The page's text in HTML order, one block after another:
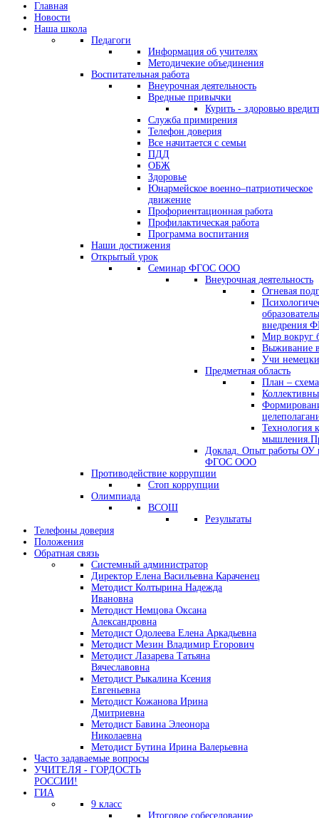
Главная
Новости
Наша школа
Педагоги
Информация об учителях
Методичекие объединения
Воспитательная работа
Внеурочная деятельность
Вредные привычки
Курить - здоровью
Служба примирения
Телефон доверия
Все начитается с семьи
ПДД
ОБЖ
Здоровье
Юнармейское военно–патриотическое
движение
Профориентационная работа
Профилактическая работа
Программа воспитания
Наши достижения
Открытый урок
Семинар ФГОС ООО
Внеурочная деятельность
Огневая
внедрения
Мир вокруг
Выживание
Учи
Предметная область
План –
Технология
Доклад. Опыт работы ОУ
ФГОС ООО
Противодействие коррупции
Стоп коррупции
Олимпиада
ВСОШ
Результаты
Телефоны доверия
Положения
Обратная связь
Системный администратор
Директор Елена Васильевна Караченец
Методист Колтырина Надежда
Ивановна
Методист Немцова Оксана
Александровна
Методист Одолеева Елена Аркадьевна
Методист Мезин Владимир Егорович
Методист Лазарева Татьяна
Вячеславовна
Методист Рыкалина Ксения
Евгеньевна
Методист Кожанова Ирина
Дмитриевна
Методист Бавина Элеонора
Николаевна
Методист Бутина Ирина Валерьевна
Часто задаваемые вопросы
УЧИТЕЛЯ - ГОРДОСТЬ
РОССИИ!
ГИА
9 класс
Итоговое собеседование